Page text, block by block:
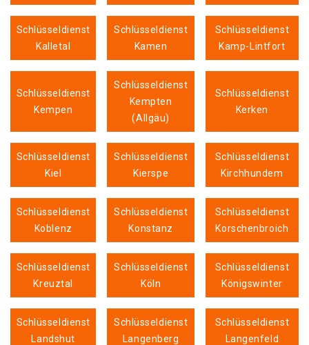
Schlüsseldienst
Kalletal
Schlüsseldienst
Kamen
Schlüsseldienst
Kamp-Lintfort
Schlüsseldienst
Kempen
Schlüsseldienst
Kempten
(Allgäu)
Schlüsseldienst
Kerken
Schlüsseldienst
Kiel
Schlüsseldienst
Kierspe
Schlüsseldienst
Kirchhundem
Schlüsseldienst
Koblenz
Schlüsseldienst
Konstanz
Schlüsseldienst
Korschenbroich
Schlüsseldienst
Kreuztal
Schlüsseldienst
Köln
Schlüsseldienst
Königswinter
Schlüsseldienst
Landshut
Schlüsseldienst
Langenberg
Schlüsseldienst
Langenfeld